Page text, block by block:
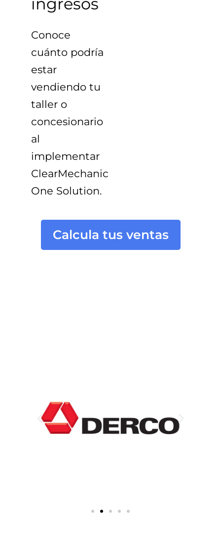
Conoce
cuánto podría
estar
vendiendo tu
taller o
concesionario
al
implementar
ClearMechanic
One Solution.
Calcula tus ventas